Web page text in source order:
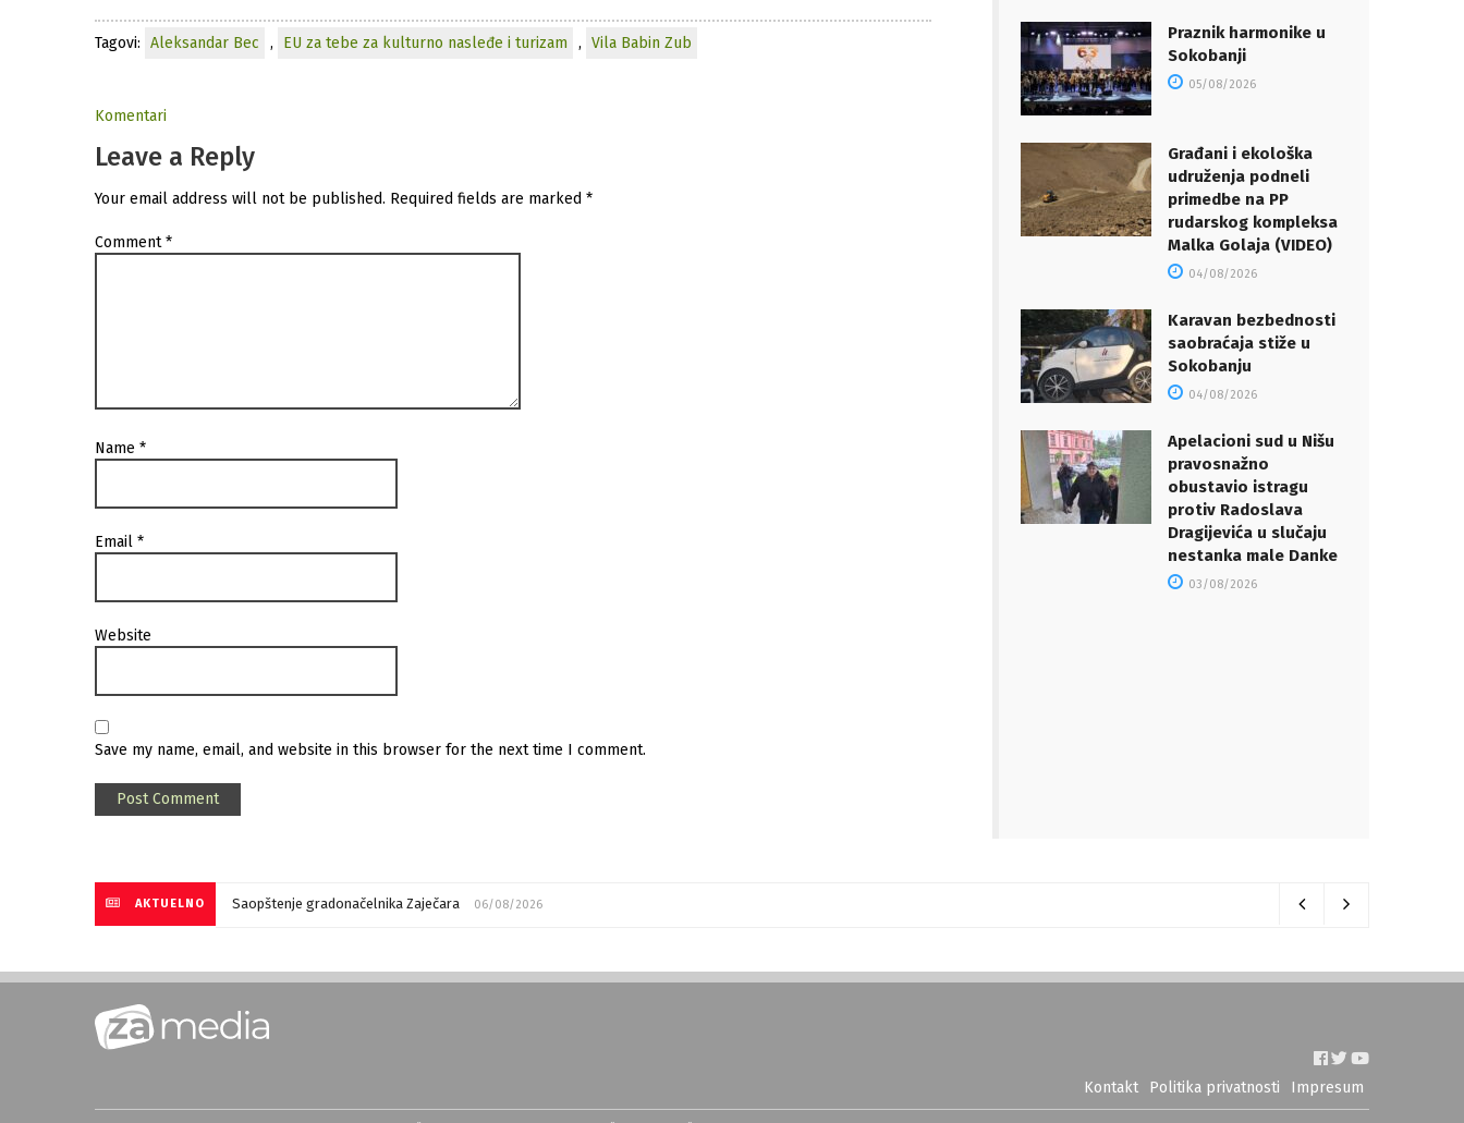
Tagovi: Aleksandar Bec , EU za tebe za kulturno nasleđe i turizam , Vila Babin Zub
Komentari
Leave a Reply
Your email address will not be published. Required fields are marked *
Comment*
Name *
Email *
Website
Save my name, email, and website in this browser for the next time I comment.
Praznik harmonike u
Sokobanji
05/08/2026
Građani i ekološka
udruženja podneli
primedbe na PP
rudarskog kompleksa
Malka Golaja (VIDEO)
04/08/2026
Karavan bezbednosti
saobraćaja stiže u
Sokobanju
04/08/2026
Apelacioni sud u Nišu
pravosnažno
obustavio istragu
protiv Radoslava
Dragijevića u slučaju
nestanka male Danke
03/08/2026
AKTUELNO Saopštenje gradonačelnika Zaječara 06/08/2026
Kontakt Politika privatnosti Impresum